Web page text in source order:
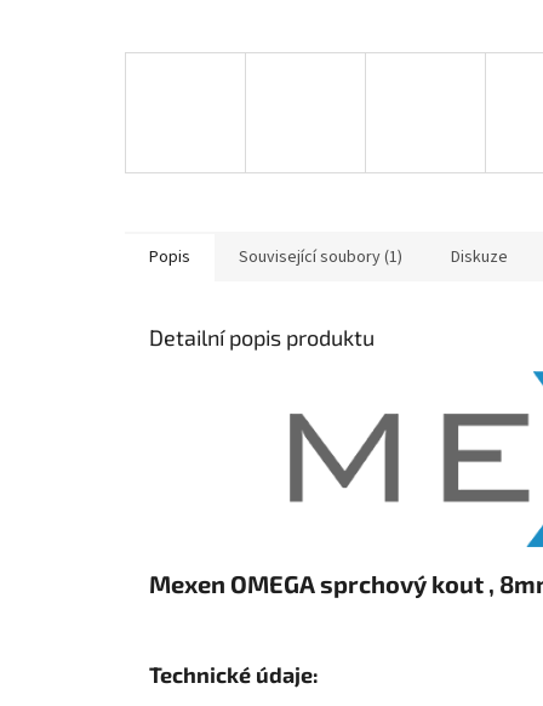
Popis Související soubory (1) Diskuze
Detailní popis produktu
Mexen OMEGA sprchový kout ,
Technické údaje: